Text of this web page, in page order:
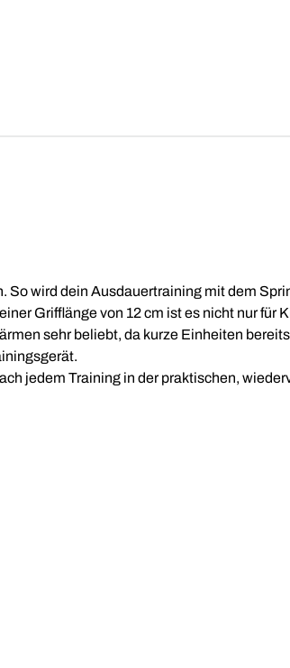
So wird dein Ausdauertraining mit dem
Grifflänge von 12 cm ist es nicht nur für
sehr beliebt, da kurze Einheiten
jedem Training in der praktischen,